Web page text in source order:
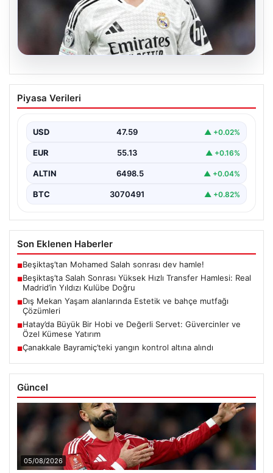
04.08.2026
Beşiktaş’ta Salah Sonrası Yüksek Hızlı
Transfer Hamlesi: Real Madrid’in Yıldızı
Yeni sezon öncesinde güçlü bir kadro kurma
transferinden olumsuz…
Piyasa Verileri
USD 47.59 ▲ +0.02%
EUR 55.13 ▲ +0.16%
ALTIN 6498.5 ▲ +0.04%
BTC 3070491 ▲ +0.82%
Son Eklenen Haberler
■Beşiktaş’tan Mohamed Salah sonrası dev hamle!
■Beşiktaş’ta Salah Sonrası Yüksek Hızlı Transfer Hamlesi: Real
Madrid’in Yıldızı Kulübe Doğru
■Dış Mekan Yaşam alanlarında Estetik ve bahçe mutfağı
Çözümleri
■Hatay’da Büyük Bir Hobi ve Değerli Servet: Güvercinler ve
Özel Kümese Yatırım
■Çanakkale Bayramiç’teki yangın kontrol altına alındı
Güncel
05/08/2026